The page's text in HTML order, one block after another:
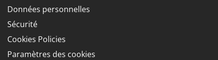
Données personnelles
Sécurité
Cookies Policies
Paramètres des cookies